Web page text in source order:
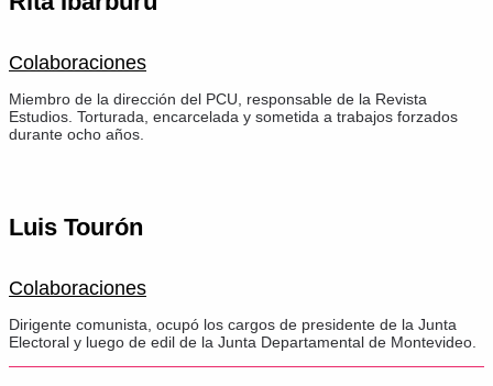
Colaboraciones
Miembro de la dirección del PCU, responsable de la Revista
Estudios. Torturada, encarcelada y sometida a trabajos forzados
durante ocho años.
Luis Tourón
Colaboraciones
Dirigente comunista, ocupó los cargos de presidente de la Junta
Electoral y luego de edil de la Junta Departamental de Montevideo.